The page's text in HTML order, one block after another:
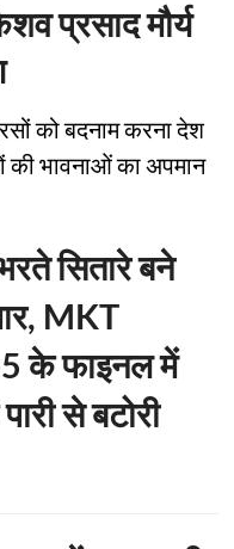
प्रसाद मौर्य
को बदनाम करना देश
की भावनाओं का अपमान
सितारे बने
MKT
के फाइनल में
से बटोरी